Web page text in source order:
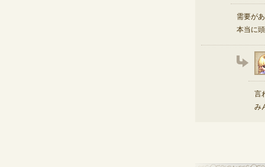
需要が
本当に
言
み